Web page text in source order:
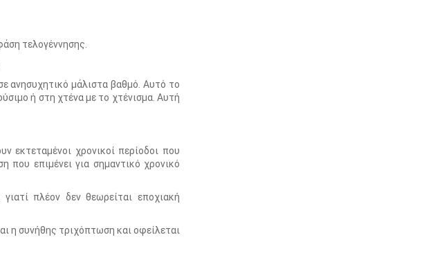
τελογέννησης.
ανησυχητικό μάλιστα βαθμό. Αυτό το
ή στη χτένα με το χτένισμα. Αυτή
εκτεταμένοι χρονικοί περίοδοι που
επιμένει για σημαντικό χρονικό
πλέον δεν θεωρείται εποχιακή
η συνήθης τριχόπτωση και οφείλεται